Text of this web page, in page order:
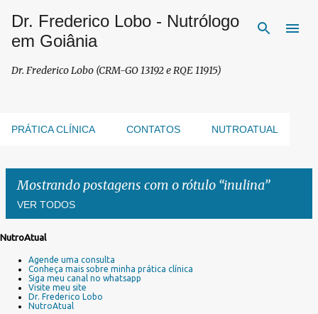
Pular para o conteúdo principal
Dr. Frederico Lobo - Nutrólogo
em Goiânia
Dr. Frederico Lobo (CRM-GO 13192 e RQE 11915)
PRÁTICA CLÍNICA CONTATOS NUTROATUAL
Mostrando postagens com o rótulo inulina
VER TODOS
NutroAtual
Agende uma consulta
Conheça mais sobre minha prática clínica
Siga meu canal no whatsapp
Visite meu site
Dr. Frederico Lobo
NutroAtual